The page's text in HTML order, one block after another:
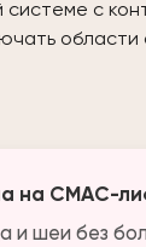
с
на СМАС-
и шеи без